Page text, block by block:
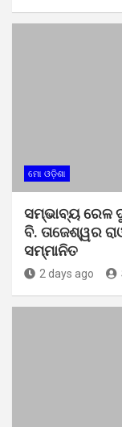
ମୋ ଓଡ଼ିଶା
ସମ୍ଭାବ୍ୟ ରେଳ
ବି. ତାଜେଶ୍ୱର
ସମ୍ମାନିତ
2 days ago